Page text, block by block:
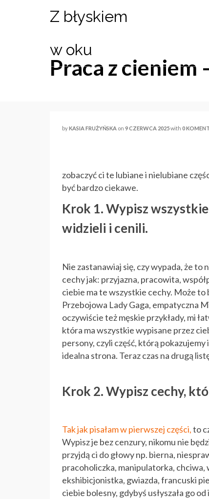
Z błyskiem
w oku
Praca z cieniem
byKASIA FRUŻYŃSKA on 9 CZERWCA 2025with 0
zobaczyć ci te lubiane i nielubiane
być bardzo ciekawe.
Krok 1. Wypisz
widzieli i cenili.
Nie zastanawiaj się, czy wypada, że
cechy jak: przyjazna, pracowita,
ciebie ma te wszystkie cechy. Może
Przebojowa Lady Gaga, empatyczna
oczywiście też męskie przykłady, mi
która ma wszystkie wypisane przez
persony, czyli część, którą pokazujemy
idealna strona. Teraz czas na drugą
Krok 2. Wypisz cechy,
Tak jak pisałam w pierwszej części,to
Wypisz je bez cenzury, nikomu nie
przyjdą ci do głowy np. bierna,
pracoholiczka, manipulatorka,
ekshibicjonistka, gwiazda, francuski
ciebie bolesny, gdybyś usłyszała go